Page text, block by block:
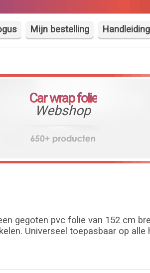
Mijn bestelling Handleiding
Car wrap folie
Webshop
gegoten pvc folie van 152 cm
Universeel toepasbaar op